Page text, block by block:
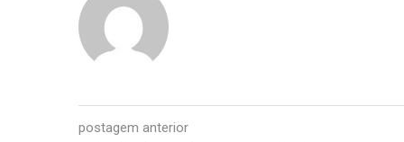
postagem anterior